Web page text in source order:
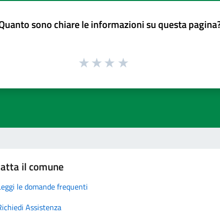
sono chiare le informazioni su questa
il comune
le domande frequenti
Assistenza